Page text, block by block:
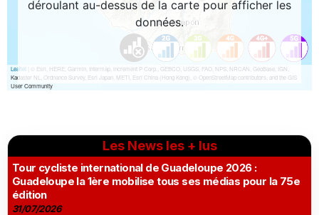
Les News les + lus
Tour cycliste international de Guadeloupe 2026 :
Guadeloupe la 1ère mobilise tous ses médias pour la 75e
édition
31/07/2026